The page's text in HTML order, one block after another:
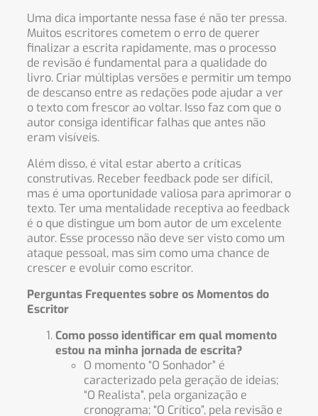
Uma dica importante nessa fase é não ter pressa.
Muitos escritores cometem o erro de querer
finalizar a escrita rapidamente, mas o processo
de revisão é fundamental para a qualidade do
livro. Criar múltiplas versões e permitir um tempo
de descanso entre as redações pode ajudar a ver
o texto com frescor ao voltar. Isso faz com que o
autor consiga identificar falhas que antes não
eram visíveis.
Além disso, é vital estar aberto a críticas
construtivas. Receber feedback pode ser difícil,
mas é uma oportunidade valiosa para aprimorar o
texto. Ter uma mentalidade receptiva ao feedback
é o que distingue um bom autor de um excelente
autor. Esse processo não deve ser visto como um
ataque pessoal, mas sim como uma chance de
crescer e evoluir como escritor.
Perguntas Frequentes sobre os Momentos do
Escritor
Como posso identificar em qual momento
estou na minha jornada de escrita?
O momento “O Sonhador” é
caracterizado pela geração de ideias;
“O Realista”, pela organização e
cronograma; “O Crítico”, pela revisão e